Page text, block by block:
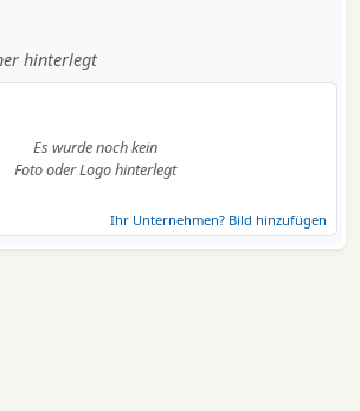
hinterlegt
Es wurde noch kein
Foto oder Logo hinterlegt
Ihr Unternehmen? Bild hinzufügen